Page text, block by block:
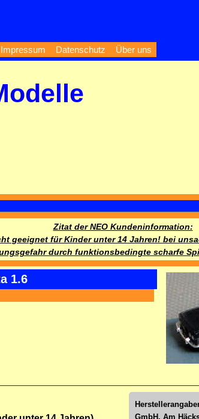
Impressum Datenschutz Über uns
Zitat der NEO Kundeninformation:
geeignet für Kinder unter 14 Jahren! bei
durch funktionsbedingte scharfe
1.6
GmbH, Am